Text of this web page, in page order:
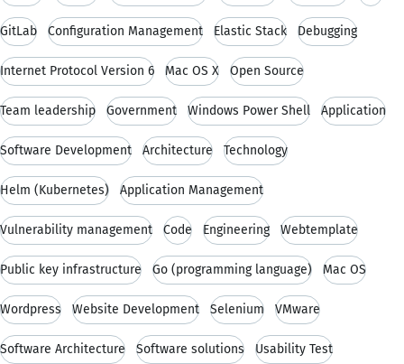
GitLab Configuration Management Elastic Stack Debugging
Internet Protocol Version 6 Mac OS X Open Source
Team leadership Government Windows Power Shell Application
Software Development Architecture Technology
Helm (Kubernetes) Application Management
Vulnerability management Code Engineering Webtemplate
Public key infrastructure Go (programming language) Mac OS
Wordpress Website Development Selenium VMware
Software Architecture Software solutions Usability Test